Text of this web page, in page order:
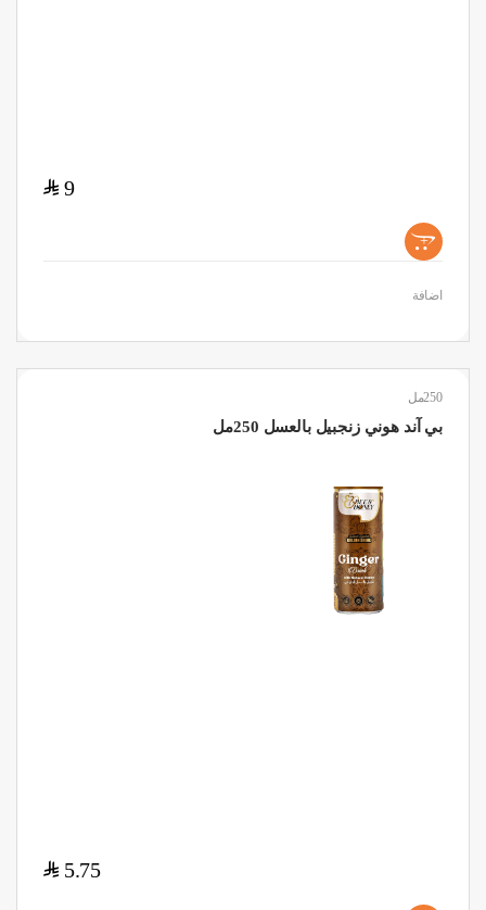
9
$
+
اضافة
250مل
بي آند هوني زنجبيل بالعسل 250مل
5.75
$